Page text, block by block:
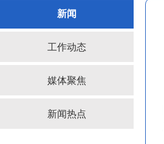
新闻
工作动态
媒体聚焦
新闻热点